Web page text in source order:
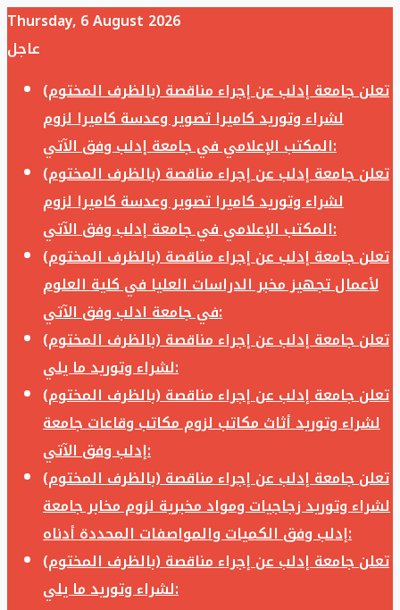
Thursday, 6 August 2026
عاجل
تعلن جامعة إدلب عن إجراء مناقصة (بالظرف المختوم)
لشراء وتوريد كاميرا تصوير وعدسة كاميرا لزوم
المكتب الإعلامي في جامعة إدلب وفق الآتي:
تعلن جامعة إدلب عن إجراء مناقصة (بالظرف المختوم)
لشراء وتوريد كاميرا تصوير وعدسة كاميرا لزوم
المكتب الإعلامي في جامعة إدلب وفق الآتي:
تعلن جامعة إدلب عن إجراء مناقصة (بالظرف المختوم)
لأعمال تجهيز مخبر الدراسات العليا في كلية العلوم
في جامعة ادلب وفق الآتي:
تعلن جامعة إدلب عن إجراء مناقصة (بالظرف المختوم)
لشراء وتوريد ما يلي:
تعلن جامعة إدلب عن إجراء مناقصة (بالظرف المختوم)
لشراء وتوريد أثاث مكاتب لزوم مكاتب وقاعات جامعة
إدلب وفق الآتي:
تعلن جامعة إدلب عن إجراء مناقصة (بالظرف المختوم)
لشراء وتوريد زجاجيات ومواد مخبرية لزوم مخابر جامعة
إدلب وفق الكميات والمواصفات المحددة أدناه:
تعلن جامعة إدلب عن إجراء مناقصة (بالظرف المختوم)
لشراء وتوريد ما يلي: